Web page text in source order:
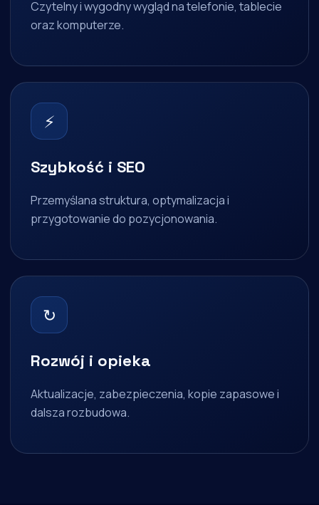
Czytelny i wygodny wygląd na telefonie, tablecie
oraz komputerze.
⚡
Szybkość i SEO
Przemyślana struktura, optymalizacja i
przygotowanie do pozycjonowania.
↻
Rozwój i opieka
Aktualizacje, zabezpieczenia, kopie zapasowe i
dalsza rozbudowa.